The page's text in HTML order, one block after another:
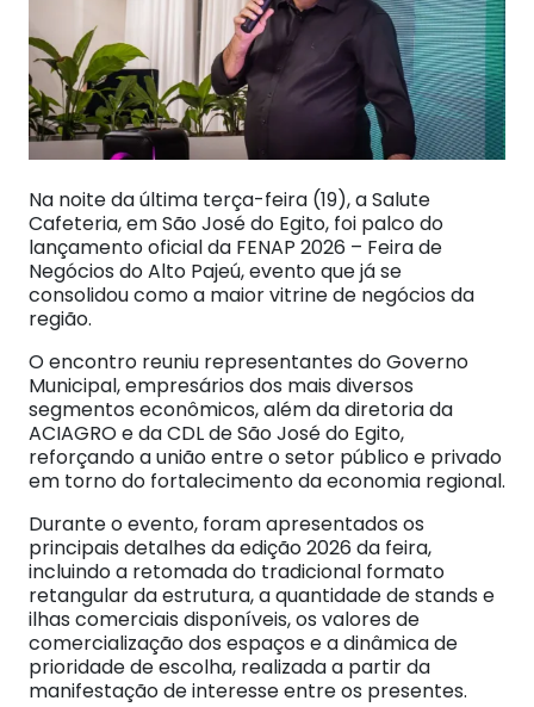
Na noite da última terça-feira (19), a Salute
Cafeteria, em São José do Egito, foi palco do
lançamento oficial da FENAP 2026 – Feira de
Negócios do Alto Pajeú, evento que já se
consolidou como a maior vitrine de negócios da
região.
O encontro reuniu representantes do Governo
Municipal, empresários dos mais diversos
segmentos econômicos, além da diretoria da
ACIAGRO e da CDL de São José do Egito,
reforçando a união entre o setor público e privado
em torno do fortalecimento da economia regional.
Durante o evento, foram apresentados os
principais detalhes da edição 2026 da feira,
incluindo a retomada do tradicional formato
retangular da estrutura, a quantidade de stands e
ilhas comerciais disponíveis, os valores de
comercialização dos espaços e a dinâmica de
prioridade de escolha, realizada a partir da
manifestação de interesse entre os presentes.